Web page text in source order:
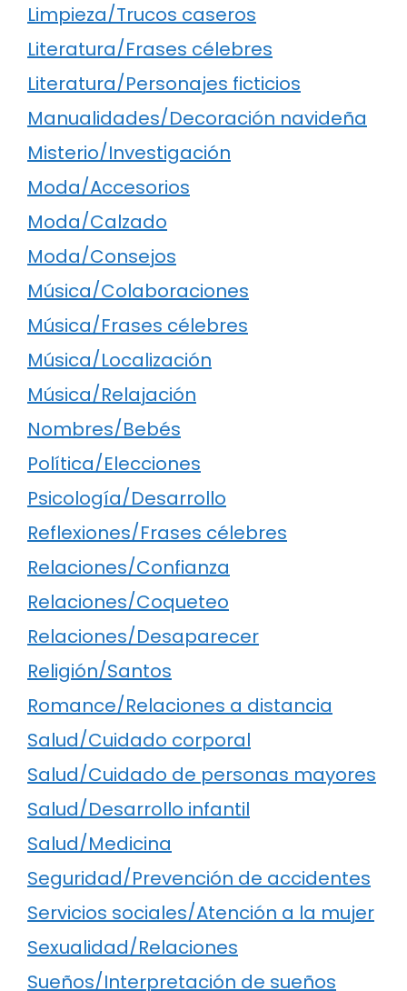
Limpieza/Trucos caseros
Literatura/Frases célebres
Literatura/Personajes ficticios
Manualidades/Decoración navideña
Misterio/Investigación
Moda/Accesorios
Moda/Calzado
Moda/Consejos
Música/Colaboraciones
Música/Frases célebres
Música/Localización
Música/Relajación
Nombres/Bebés
Política/Elecciones
Psicología/Desarrollo
Reflexiones/Frases célebres
Relaciones/Confianza
Relaciones/Coqueteo
Relaciones/Desaparecer
Religión/Santos
Romance/Relaciones a distancia
Salud/Cuidado corporal
Salud/Cuidado de personas mayores
Salud/Desarrollo infantil
Salud/Medicina
Seguridad/Prevención de accidentes
Servicios sociales/Atención a la mujer
Sexualidad/Relaciones
Sueños/Interpretación de sueños